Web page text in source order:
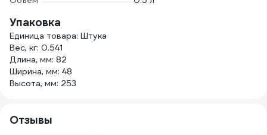
Упаковка
Единица товара: Штука
Вес, кг: 0.541
Длина, мм: 82
Ширина, мм: 48
Высота, мм: 253
Отзывы